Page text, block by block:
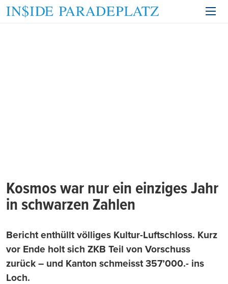
Kosmos war nur ein einziges Jahr
in schwarzen Zahlen
Bericht enthüllt völliges Kultur-Luftschloss. Kurz
vor Ende holt sich ZKB Teil von Vorschuss
zurück – und Kanton schmeisst 357’000.- ins
Loch.